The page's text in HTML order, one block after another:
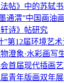
法帖》中的苏轼
通渭”中国画油
诗》帖研究
”第12届环境艺
澄象·水彩画写
首届现代插画
青年版画双年